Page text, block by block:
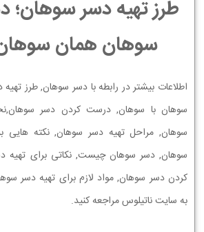
طرز تهیه دسر سوهان؛
سوهان همان
اطلاعات بیشتر در رابطه با دسر سوهان, طرز
سوهان با سوهان, درست کردن دسر
سوهان, مراحل تهیه دسر سوهان, نکته
سوهان, دسر سوهان چیست, نکاتی برای تهیه
کردن دسر سوهان, مواد لازم برای تهیه دسر
به سایت ناتیلوس مراجعه کنید.